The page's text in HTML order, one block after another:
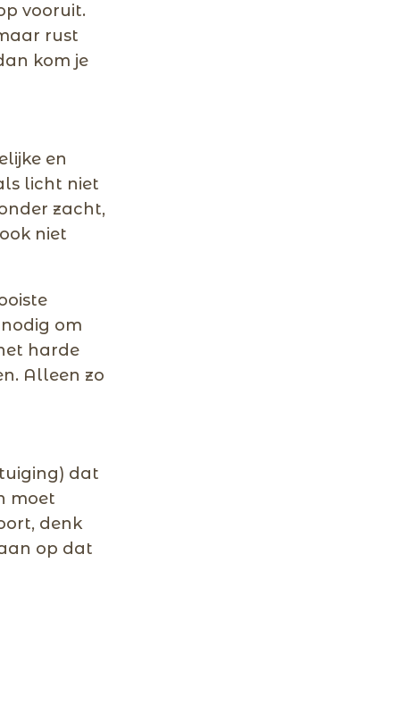
vooruit.
rust
kom je
en
licht niet
zacht,
niet
om
harde
Alleen zo
dat
moet
denk
op dat